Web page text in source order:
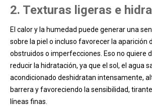
2. Texturas ligeras e
El calor y la humedad puede generar una
sobre la piel o incluso favorecer la aparición
obstruidos o imperfecciones. Eso no quiere
reducir la hidratación, ya que el sol, el agua
acondicionado deshidratan intensamente,
barrera y favoreciendo la sensibilidad,
líneas finas.